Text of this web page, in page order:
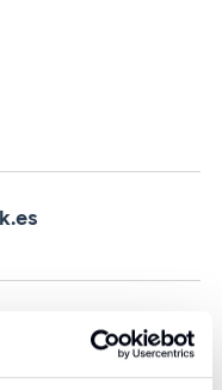
(+34) 913 109